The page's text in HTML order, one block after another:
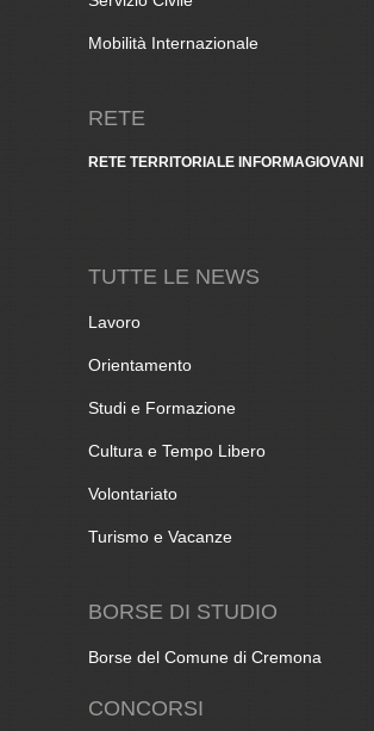
Mobilità Internazionale
RETE
RETE TERRITORIALE INFORMAGIOVANI
TUTTE LE NEWS
Lavoro
Orientamento
Studi e Formazione
Cultura e Tempo Libero
Volontariato
Turismo e Vacanze
BORSE DI STUDIO
Borse del Comune di Cremona
CONCORSI